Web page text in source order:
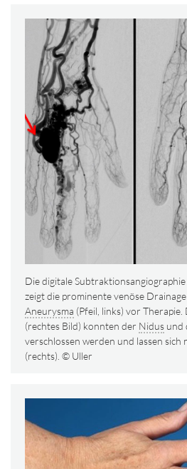
Die digitale
zeigt die prominente venöse
Aneurysma (Pfeil, links) vor Therapie.
(rechtes Bild) konnten der Nidus und
verschlossen werden und lassen sich
(rechts). © Uller